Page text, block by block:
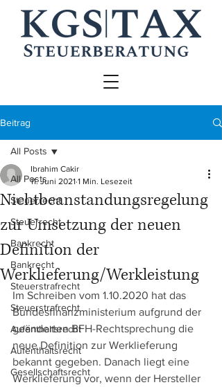
Beitrag
All Posts
Steuerrecht
Steuerrecht
Bankrecht
Bankrecht
Steuerstrafrecht
Steuerstrafrecht
Aufenthaltsrecht
Aufenthaltsrecht
Gesellschaftsrecht
All Posts
Nichtbeanstandungsregelung
zur Umsetzung der neuen
Definition der
Werklieferung/Werkleistung
Ibrahim Cakir
11. Juni 2021 1 Min. Lesezeit
Im Schreiben vom 1.10.2020 hat das
Bundesfinanzministerium aufgrund der
geänderten BFH-Rechtsprechung die
neue Definition zur Werklieferung
bekannt gegeben. Danach liegt eine
Werklieferung vor, wenn der Hersteller